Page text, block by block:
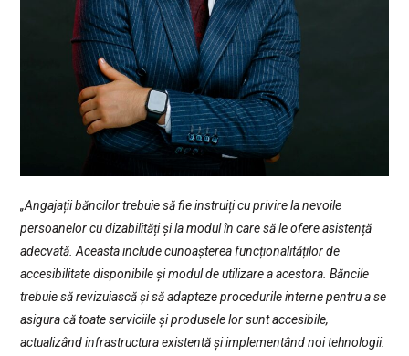
„Angajații băncilor trebuie să fie instruiți cu privire la nevoile
persoanelor cu dizabilități și la modul în care să le ofere asistență
adecvată. Aceasta include cunoașterea funcționalităților de
accesibilitate disponibile și modul de utilizare a acestora. Băncile
trebuie să revizuiască și să adapteze procedurile interne pentru a se
asigura că toate serviciile și produsele lor sunt accesibile,
actualizând infrastructura existentă și implementând noi tehnologii.